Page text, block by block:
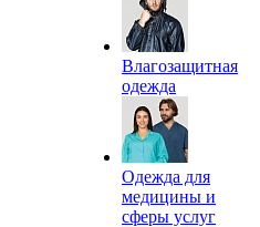
Влагозащитная
одежда
Одежда для
медицины и
сферы услуг